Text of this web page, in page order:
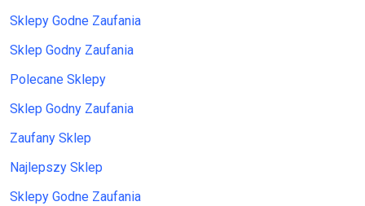
Sklepy Godne Zaufania
Sklep Godny Zaufania
Polecane Sklepy
Sklep Godny Zaufania
Zaufany Sklep
Najlepszy Sklep
Sklepy Godne Zaufania